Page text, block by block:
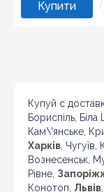
Купуй с
Бориспіль,
Кам\'янське,
Харків, Чугуїв,
Вознесенськ,
Рівне,
Конотоп, Львів